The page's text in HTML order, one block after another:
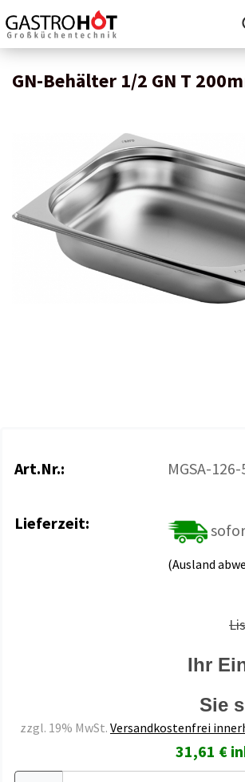
GN-Behälter 1/2 GN T
Art.Nr.: MGSA-
Lieferzeit:
(Ausland
Ihr
Sie
zzgl. 19% MwSt. Versandkostenfrei
31,61 €